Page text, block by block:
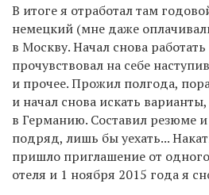
В итоге я отработал там
немецкий (мне даже
в Москву. Начал снова
прочувствовал на себе
и прочее. Прожил полгода,
и начал снова искать варианты,
в Германию. Составил резюме
подряд, лишь бы уехать...
пришло приглашение от
отеля и 1 ноября 2015 года я